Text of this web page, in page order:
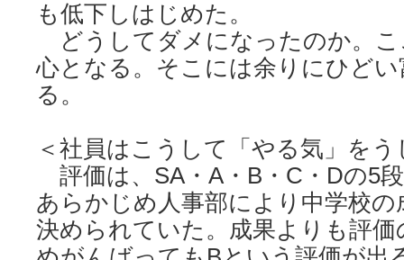
も低下しはじめた。
どうしてダメになったのか。こ
心となる。そこには余りにひど
る。
＜社員はこうして「やる気」を
評価は、SA・A・B・C・Dの5
あらかじめ人事部により中学校
決められていた。成果よりも評